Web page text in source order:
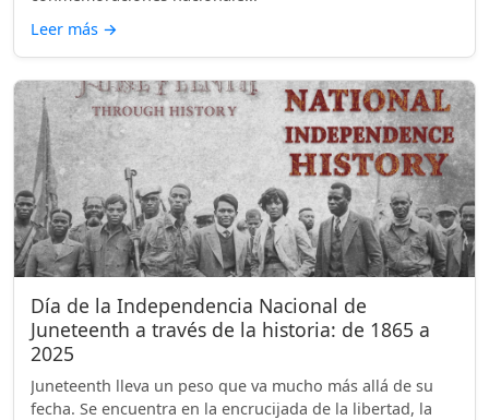
Leer más →
Día de la Independencia Nacional de
Juneteenth a través de la historia: de 1865 a
2025
Juneteenth lleva un peso que va mucho más allá de su
fecha. Se encuentra en la encrucijada de la libertad, la